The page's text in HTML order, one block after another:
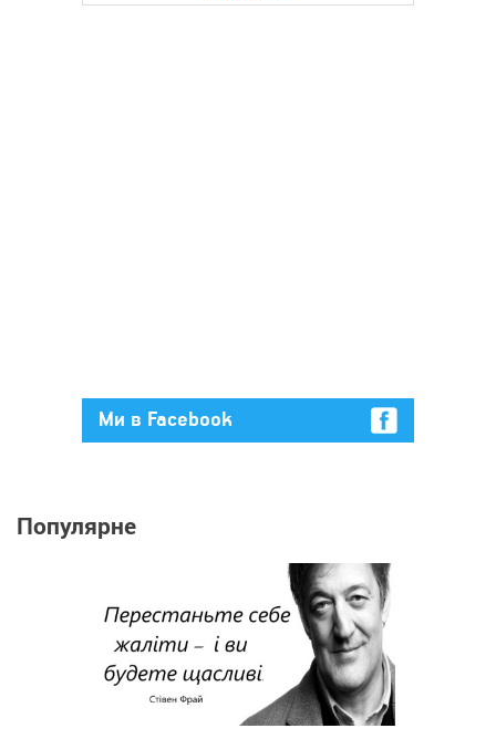
Ми в Facebook
Популярне
68 998